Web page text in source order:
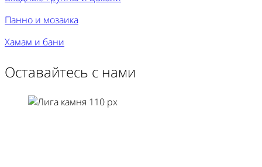
Панно и мозаика
Хамам и бани
Оставайтесь с нами